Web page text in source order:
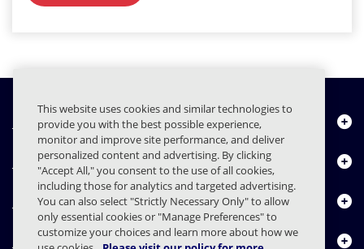
Quiénes somos
Productos
Centro de Recursos
Contáctenos
This website uses cookies and similar technologies to
provide you with the best possible experience,
monitor and improve site performance, and deliver
personalized content and advertising. By clicking
"Accept All," you consent to the use of all cookies,
including those for analytics and targeted advertising.
You can also select "Strictly Necessary Only" to allow
only essential cookies or "Manage Preferences" to
customize your choices and learn more about how we